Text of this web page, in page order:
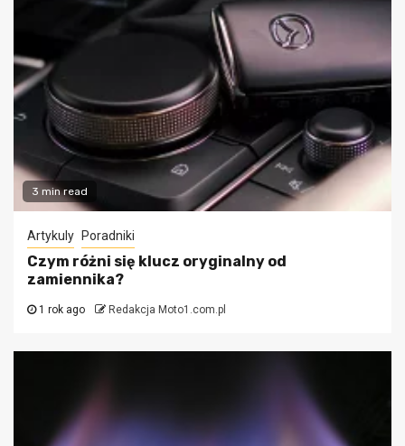
3 min read
Artykuly Poradniki
Czym różni się klucz oryginalny od
zamiennika?
1 rok ago Redakcja Moto1.com.pl